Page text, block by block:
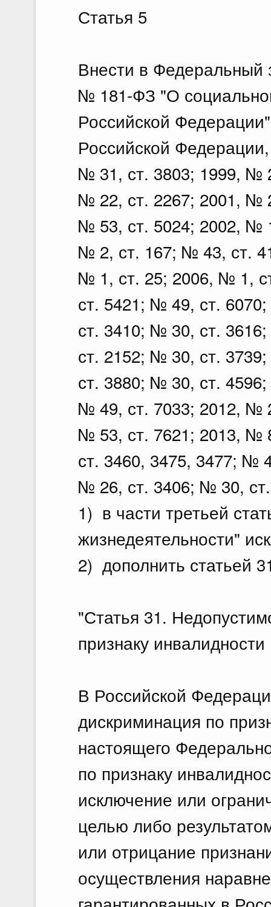
Статья 5
Внести в Федеральный
№ 181-ФЗ "О
Российской
Российской
№ 31, ст. 3803; 1999, №
№ 22, ст. 2267; 2001, №
№ 53, ст. 5024; 2002, №
№ 2, ст. 167; № 43, ст.
№ 1, ст. 25; 2006, № 1,
ст. 5421; № 49, ст.
ст. 3410; № 30, ст.
ст. 2152; № 30, ст.
ст. 3880; № 30, ст.
№ 49, ст. 7033; 2012, №
№ 53, ст. 7621; 2013, №
ст. 3460, 3475, 3477; №
№ 26, ст. 3406; № 30,
1) в части третьей
жизнедеятельности"
2) дополнить статьей
"Статья 31.
признаку инвалидности
В Российской
дискриминация по
настоящего
по признаку
исключение или
целью либо
или отрицание
осуществления